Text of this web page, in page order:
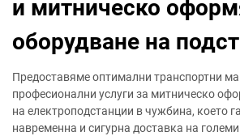
и митническо
оборудване на
Предоставяме оптимални транспортни
професионални услуги за митническо
на електроподстанции в чужбина, което
навременна и сигурна доставка на